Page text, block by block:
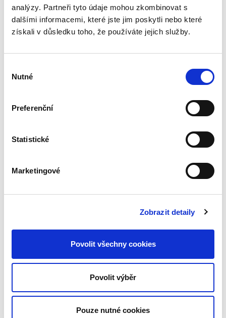
analýzy. Partneři tyto údaje mohou zkombinovat s
dalšími informacemi, které jste jim poskytli nebo které
získali v důsledku toho, že používáte jejich služby.
souhlasu
Nutné
Preferenční
Statistické
Marketingové
Zobrazit detaily
Povolit všechny cookies
Povolit výběr
Pouze nutné cookies
Covid-19 a
soukromé právo.
Otázky a odpovědi
Markéta Selucká
života každého z nás. V odborné ekonomické či
prakticky